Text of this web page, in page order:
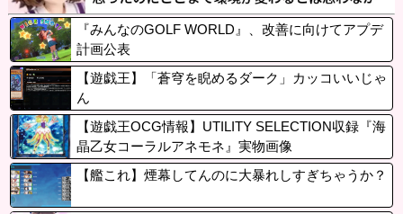
『みんなのGOLF WORLD』、改善に向けてアプデ
計画公表
【遊戯王】「蒼穹を睨めるダーク」カッコいいじゃ
ん
【遊戯王OCG情報】UTILITY SELECTION収録『海
晶乙女コーラルアネモネ』実物画像
【艦これ】煙幕してんのに大暴れしすぎちゃうか？